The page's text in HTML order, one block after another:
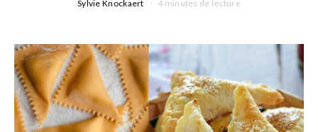
Sylvie Knockaert 4 minutes de lecture